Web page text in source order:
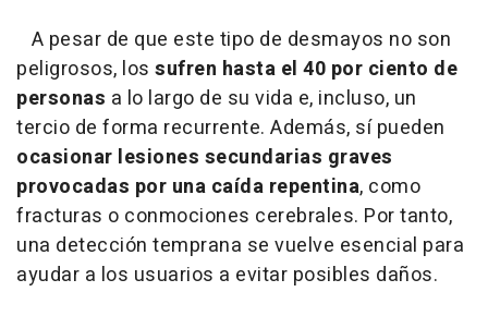
A pesar de que este tipo de desmayos no son
peligrosos, los sufren hasta el 40 por ciento de
personas a lo largo de su vida e, incluso, un
tercio de forma recurrente. Además, sí pueden
ocasionar lesiones secundarias graves
provocadas por una caída repentina, como
fracturas o conmociones cerebrales. Por tanto,
una detección temprana se vuelve esencial para
ayudar a los usuarios a evitar posibles daños.